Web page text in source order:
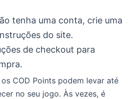
tenha uma conta, crie uma
do site.
de checkout para
COD Points podem levar até
no seu jogo. Às vezes, é